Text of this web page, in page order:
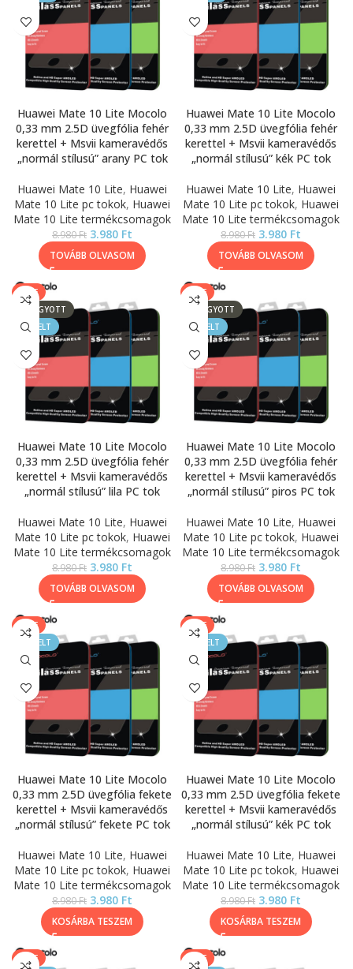
Huawei Mate 10 Lite Mocolo
0,33 mm 2.5D üvegfólia fehér
kerettel + Msvii kameravédős
„normál stílusú” arany PC tok
Huawei Mate 10 Lite, Huawei
Mate 10 Lite pc tokok, Huawei
Mate 10 Lite termékcsomagok
8.980Ft 3.980 Ft
TOVÁBB OLVASOM
Huawei Mate 10 Lite Mocolo
0,33 mm 2.5D üvegfólia fehér
kerettel + Msvii kameravédős
„normál stílusú” kék PC tok
Huawei Mate 10 Lite, Huawei
Mate 10 Lite pc tokok, Huawei
Mate 10 Lite termékcsomagok
8.980Ft 3.980 Ft
TOVÁBB OLVASOM
SALE
ELFOGYOTT
KIEMELT
Huawei Mate 10 Lite Mocolo
0,33 mm 2.5D üvegfólia fehér
kerettel + Msvii kameravédős
„normál stílusú” lila PC tok
Huawei Mate 10 Lite, Huawei
Mate 10 Lite pc tokok, Huawei
Mate 10 Lite termékcsomagok
8.980Ft 3.980 Ft
TOVÁBB OLVASOM
SALE
ELFOGYOTT
KIEMELT
Huawei Mate 10 Lite Mocolo
0,33 mm 2.5D üvegfólia fehér
kerettel + Msvii kameravédős
„normál stílusú” piros PC tok
Huawei Mate 10 Lite, Huawei
Mate 10 Lite pc tokok, Huawei
Mate 10 Lite termékcsomagok
8.980Ft 3.980 Ft
TOVÁBB OLVASOM
SALE
KIEMELT
Huawei Mate 10 Lite Mocolo
0,33 mm 2.5D üvegfólia fekete
kerettel + Msvii kameravédős
„normál stílusú” fekete PC tok
Huawei Mate 10 Lite, Huawei
Mate 10 Lite pc tokok, Huawei
Mate 10 Lite termékcsomagok
8.980Ft 3.980 Ft
KOSÁRBA TESZEM
SALE
KIEMELT
Huawei Mate 10 Lite Mocolo
0,33 mm 2.5D üvegfólia fekete
kerettel + Msvii kameravédős
„normál stílusú” kék PC tok
Huawei Mate 10 Lite, Huawei
Mate 10 Lite pc tokok, Huawei
Mate 10 Lite termékcsomagok
8.980Ft 3.980 Ft
KOSÁRBA TESZEM
SALE
SALE